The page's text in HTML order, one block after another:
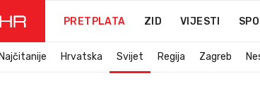
PRETPLATA ZID VIJESTI
Najčitanije Hrvatska Svijet Regija Zagreb